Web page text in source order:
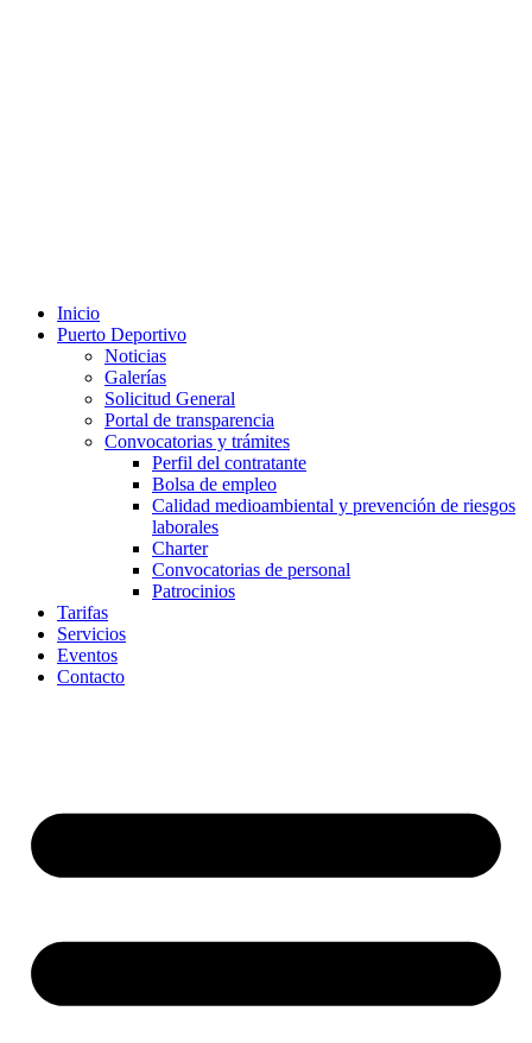
Inicio
Puerto Deportivo
Noticias
Galerías
Solicitud General
Portal de transparencia
Convocatorias y trámites
Perfil del contratante
Bolsa de empleo
Calidad medioambiental y prevención de riesgos
laborales
Charter
Convocatorias de personal
Patrocinios
Tarifas
Servicios
Eventos
Contacto